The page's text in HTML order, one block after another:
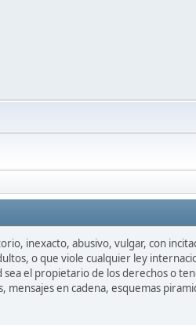
inexacto, abusivo, vulgar, con
o que viole cualquier ley
el propietario de los derechos o
en cadena, esquemas